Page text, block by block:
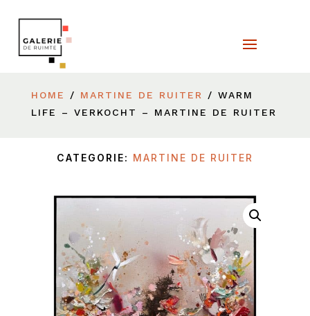
HOME / MARTINE DE RUITER
/ WARM
LIFE – VERKOCHT – MARTINE DE RUITER
CATEGORIE: MARTINE DE RUITER